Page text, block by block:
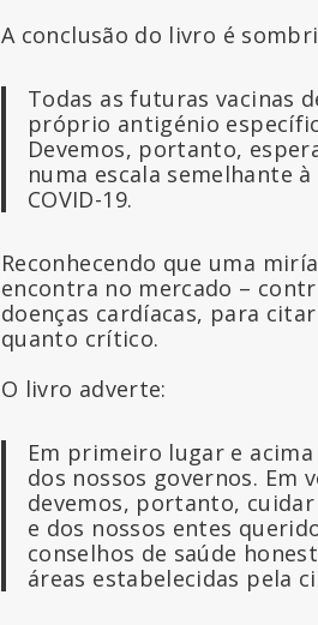
A conclusão do livro é
Todas as futuras vacinas
próprio antigénio
Devemos, portanto,
numa escala semelhante
COVID-19.
Reconhecendo que uma
encontra no mercado –
doenças cardíacas, para
quanto crítico.
O livro adverte:
Em primeiro lugar e
dos nossos governos. Em
devemos, portanto,
e dos nossos entes
conselhos de saúde
áreas estabelecidas pela